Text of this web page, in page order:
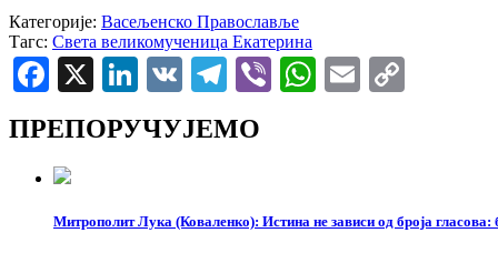
Категорије: Васељенско Православље
Тагс: Света великомученица Екатерина
Facebook
X LinkedIn
VK Telegram
ViberWhatsApp
Email
ПРЕПОРУЧУЈЕМО
Митрополит Лука (Коваленко): Истина не зависи од броја гласова: